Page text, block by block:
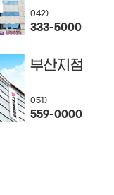
042)
333-5000
부산지점
051)
559-0000